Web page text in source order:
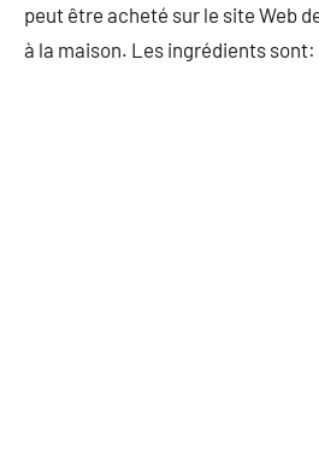
peut être acheté sur le site Web
à la maison. Les ingrédients sont: